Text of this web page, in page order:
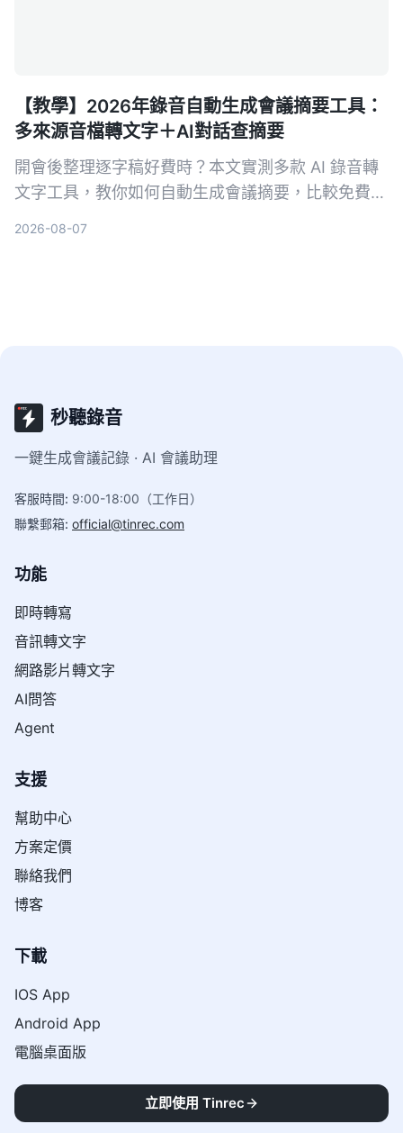
【教學】2026年錄音自動生成會議摘要工具：
多來源音檔轉文字＋AI對話查摘要
開會後整理逐字稿好費時？本文實測多款 AI 錄音轉
文字工具，教你如何自動生成會議摘要，比較免費與
2026-08-07
秒聽錄音
一鍵生成會議記錄 · AI 會議助理
客服時間: 9:00-18:00（工作日）
聯繫郵箱: official@tinrec.com
功能
即時轉寫
音訊轉文字
網路影片轉文字
AI問答
Agent
支援
幫助中心
方案定價
聯絡我們
博客
下載
IOS App
Android App
電腦桌面版
立即使用 Tinrec